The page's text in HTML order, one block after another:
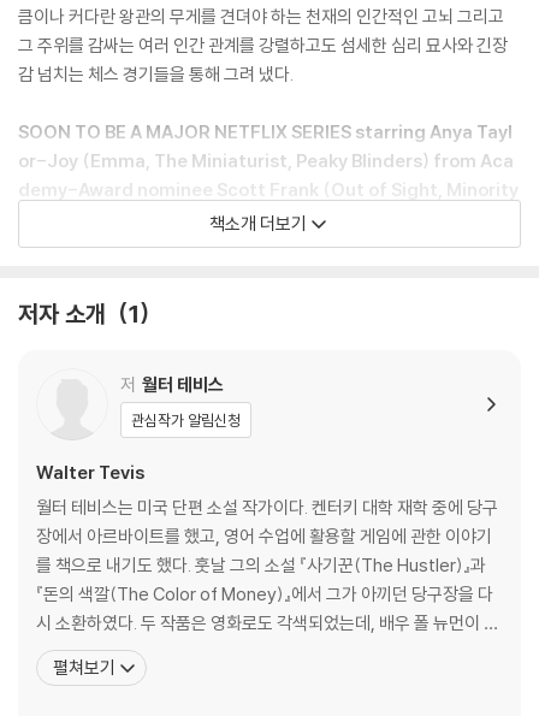
큼이나 커다란 왕관의 무게를 견뎌야 하는 천재의 인간적인 고뇌 그리고
그 주위를 감싸는 여러 인간 관계를 강렬하고도 섬세한 심리 묘사와 긴장
감 넘치는 체스 경기들을 통해 그려 냈다.
SOON TO BE A MAJOR NETFLIX SERIES starring Anya Tayl
or-Joy (Emma, The Miniaturist, Peaky Blinders) from Aca
demy-Award nominee Scott Frank (Out of Sight, Minority
Report, Marley & Me) and BAFTA nominee Allan Scott
'Sheer entertainment. It is a book I reread every few years - fo
When she is sent to an orphanage at the age of eight, Beth Ha
beit fleetingly: playing chess and taking the little green pills gi
ven to her and the other children to keep them subdued. Befo
re long, it becomes apparent that hers is a prodigious talent, a
nd as she progresses to the top of the US chess rankings she
is able to forge a new life for herself. But she can never quite
overcome her urge to self-destruct. For Beth, there's more at
stake than merely winning and losing.
책소개 더보기
저자 소개 1
저 월터 테비스
관심작가 알림신청
Walter Tevis
월터 테비스는 미국 단편 소설 작가이다. 켄터키 대학 재학 중에 당구
장에서 아르바이트를 했고, 영어 수업에 활용할 게임에 관한 이야기
를 책으로 내기도 했다. 훗날 그의 소설 『사기꾼(The Hustler)』과
『돈의 색깔(The Color of Money)』에서 그가 아끼던 당구장을 다
시 소환하였다. 두 작품은 영화로도 각색되었는데, 배우 폴 뉴먼이 주
연 을 맡았으며 여러 가지 영화상을 휩쓸며 인기를 끌었다. 저자의 또
다른 작품인 『지구로 떨어진 남자(The Man Who Fell to Earth)』
펼쳐보기